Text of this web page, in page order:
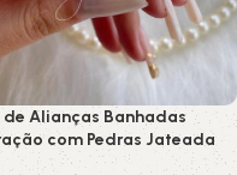
de Alianças Banhadas
com Pedras Jateada